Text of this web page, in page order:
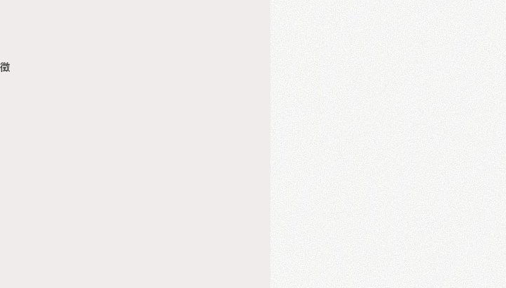
式会社/ITコンサルタント(SAP SD/MM)
/事業責任者(不動産メディア事業)
ングコンサルタント
ワークス/執行役員 SEOコンサルティングリード